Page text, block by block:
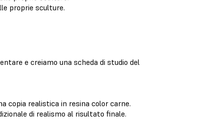
proprie sculture.
e creiamo una scheda di studio del
copia realistica in resina color carne.
di realismo al risultato finale.